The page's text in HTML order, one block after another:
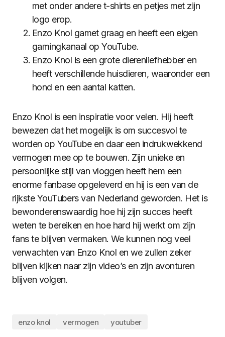
met onder andere t-shirts en petjes met zijn
logo erop.
Enzo Knol gamet graag en heeft een eigen
gamingkanaal op YouTube.
Enzo Knol is een grote dierenliefhebber en
heeft verschillende huisdieren, waaronder een
hond en een aantal katten.
Enzo Knol is een inspiratie voor velen. Hij heeft
bewezen dat het mogelijk is om succesvol te
worden op YouTube en daar een indrukwekkend
vermogen mee op te bouwen. Zijn unieke en
persoonlijke stijl van vloggen heeft hem een
enorme fanbase opgeleverd en hij is een van de
rijkste YouTubers van Nederland geworden. Het is
bewonderenswaardig hoe hij zijn succes heeft
weten te bereiken en hoe hard hij werkt om zijn
fans te blijven vermaken. We kunnen nog veel
verwachten van Enzo Knol en we zullen zeker
blijven kijken naar zijn video’s en zijn avonturen
blijven volgen.
enzo knol vermogen youtuber